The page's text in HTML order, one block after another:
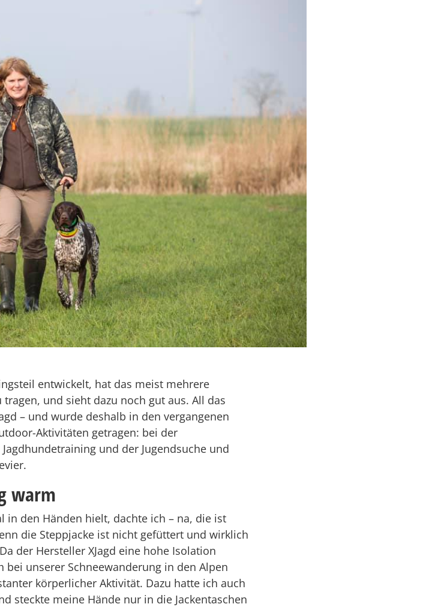
entwickelt, hat das meist mehrere
und sieht dazu noch gut aus. All das
– und wurde deshalb in den vergangenen
Aktivitäten getragen: bei der
und der Jugendsuche und
warm
in den Händen hielt, dachte ich – na, die ist
die Steppjacke ist nicht gefüttert und wirklich
der Hersteller XJagd eine hohe Isolation
bei unserer Schneewanderung in den Alpen
körperlicher Aktivität. Dazu hatte ich auch
steckte meine Hände nur in die Jackentaschen